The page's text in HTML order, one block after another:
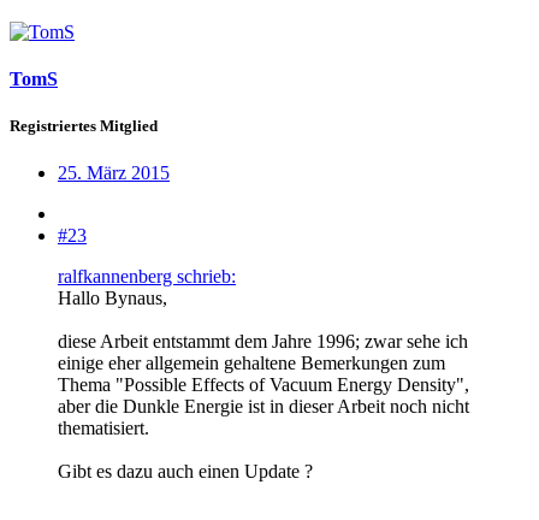
TomS
Registriertes Mitglied
25. März 2015
#23
ralfkannenberg schrieb:
Hallo Bynaus,
diese Arbeit entstammt dem Jahre 1996; zwar sehe ich
einige eher allgemein gehaltene Bemerkungen zum
Thema "Possible Effects of Vacuum Energy Density",
aber die Dunkle Energie ist in dieser Arbeit noch nicht
thematisiert.
Gibt es dazu auch einen Update ?